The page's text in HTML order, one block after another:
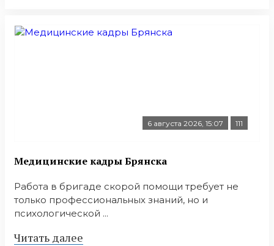
6 августа 2026, 15:07 111
Медицинские кадры Брянска
Работа в бригаде скорой помощи требует не
только профессиональных знаний, но и
психологической ...
Читать далее